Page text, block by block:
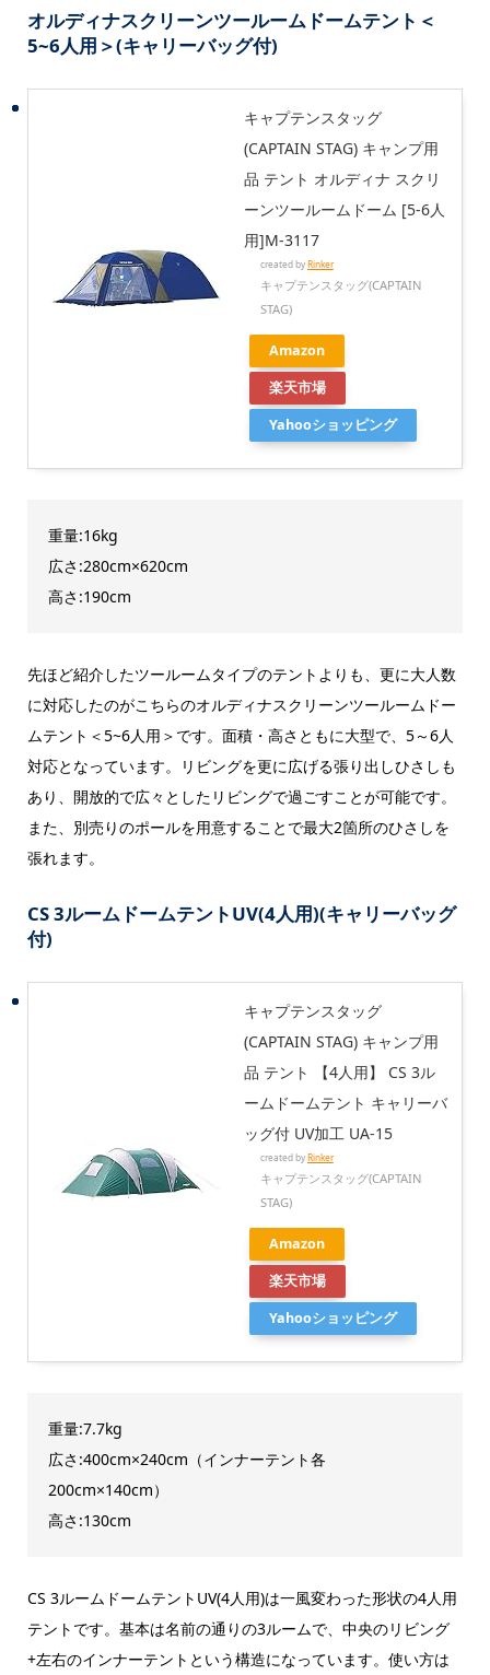
オルディナスクリーンツールームドームテント＜
5~6人用＞(キャリーバッグ付)
キャプテンスタッグ
(CAPTAIN STAG) キャンプ用
品 テント オルディナ スクリ
ーンツールームドーム [5-6人
用]M-3117
created byRinker
キャプテンスタッグ(CAPTAIN
STAG)
Amazon
楽天市場
Yahooショッピング
重量:16kg
広さ:280cm×620cm
高さ:190cm
先ほど紹介したツールームタイプのテントよりも、更に大人数
に対応したのがこちらのオルディナスクリーンツールームドー
ムテント＜5~6人用＞です。面積・高さともに大型で、5～6人
対応となっています。リビングを更に広げる張り出しひさしも
あり、開放的で広々としたリビングで過ごすことが可能です。
また、別売りのポールを用意することで最大2箇所のひさしを
張れます。
CS 3ルームドームテントUV(4人用)(キャリーバッグ
付)
キャプテンスタッグ
(CAPTAIN STAG) キャンプ用
品 テント 【4人用】 CS 3ル
ームドームテント キャリーバ
ッグ付 UV加工 UA-15
created byRinker
キャプテンスタッグ(CAPTAIN
STAG)
Amazon
楽天市場
Yahooショッピング
重量:7.7kg
広さ:400cm×240cm（インナーテント各
200cm×140cm）
高さ:130cm
CS 3ルームドームテントUV(4人用)は一風変わった形状の4人用
テントです。基本は名前の通りの3ルームで、中央のリビング
+左右のインナーテントという構造になっています。使い方は